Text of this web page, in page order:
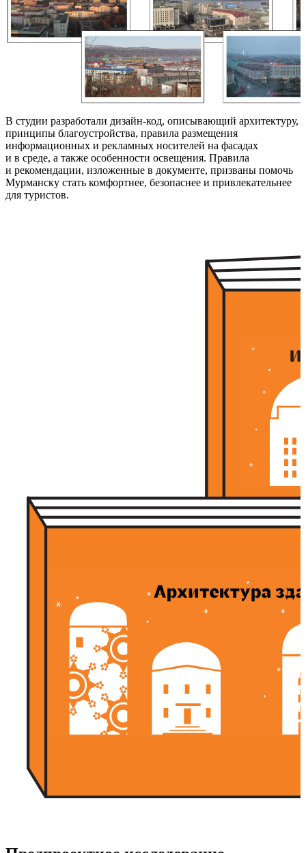
В студии разработали дизайн-код, описывающий архитектуру,
принципы благоустройства, правила размещения
информационных и рекламных носителей на фасадах
и в среде, а также особенности освещения. Правила
и рекомендации, изложенные в документе, призваны помочь
Мурманску стать комфортнее, безопаснее и привлекательнее
для туристов.